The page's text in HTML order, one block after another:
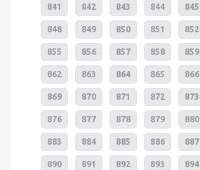
841 842 843 844 845
848 849 850 851 852
855 856 857 858 859
862 863 864 865 866
869 870 871 872 873
876 877 878 879 880
883 884 885 886 887
890 891 892 893 894